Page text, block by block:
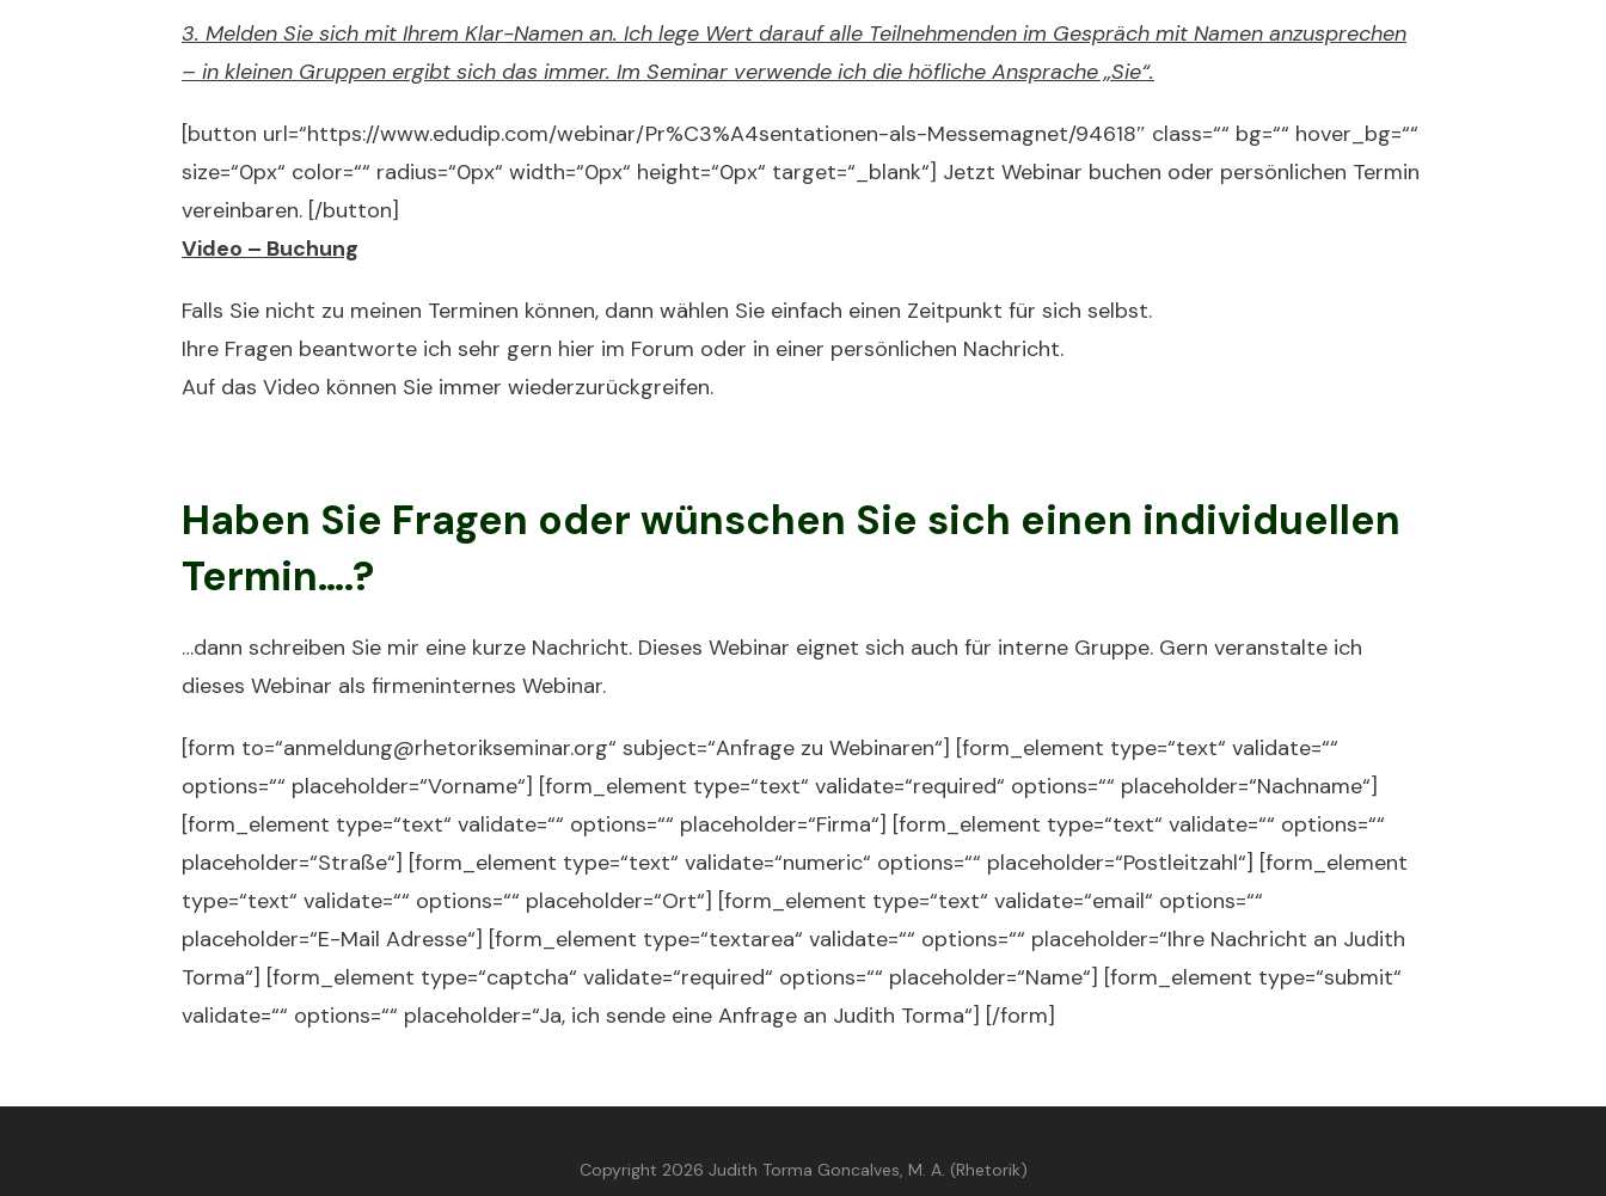
3. Melden Sie sich mit Ihrem Klar-Namen an. Ich lege Wert darauf alle Teilnehmenden im Gespräch mit Namen anzusprechen
– in kleinen Gruppen ergibt sich das immer. Im Seminar verwende ich die höfliche Ansprache „Sie“.
[button url=“https://www.edudip.com/webinar/Pr%C3%A4sentationen-als-Messemagnet/94618″ class=““ bg=““ hover_bg=““
size=“0px“ color=““ radius=“0px“ width=“0px“ height=“0px“ target=“_blank“] Jetzt Webinar buchen oder persönlichen Termin
vereinbaren. [/button]
Video – Buchung
Falls Sie nicht zu meinen Terminen können, dann wählen Sie einfach einen Zeitpunkt für sich selbst.
Ihre Fragen beantworte ich sehr gern hier im Forum oder in einer persönlichen Nachricht.
Auf das Video können Sie immer wiederzurückgreifen.
Haben Sie Fragen oder wünschen Sie sich einen individuellen
Termin….?
…dann schreiben Sie mir eine kurze Nachricht. Dieses Webinar eignet sich auch für interne Gruppe. Gern veranstalte ich
dieses Webinar als firmeninternes Webinar.
[form to=“anmeldung@rhetorikseminar.org“ subject=“Anfrage zu Webinaren“] [form_element type=“text“ validate=““
options=““ placeholder=“Vorname“] [form_element type=“text“ validate=“required“ options=““ placeholder=“Nachname“]
[form_element type=“text“ validate=““ options=““ placeholder=“Firma“] [form_element type=“text“ validate=““ options=““
placeholder=“Straße“] [form_element type=“text“ validate=“numeric“ options=““ placeholder=“Postleitzahl“] [form_element
type=“text“ validate=““ options=““ placeholder=“Ort“] [form_element type=“text“ validate=“email“ options=““
placeholder=“E-Mail Adresse“] [form_element type=“textarea“ validate=““ options=““ placeholder=“Ihre Nachricht an Judith
Torma“] [form_element type=“captcha“ validate=“required“ options=““ placeholder=“Name“] [form_element type=“submit“
validate=““ options=““ placeholder=“Ja, ich sende eine Anfrage an Judith Torma“] [/form]
Copyright 2026 Judith Torma Goncalves, M. A. (Rhetorik)